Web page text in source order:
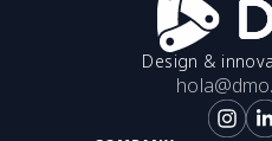
Design &